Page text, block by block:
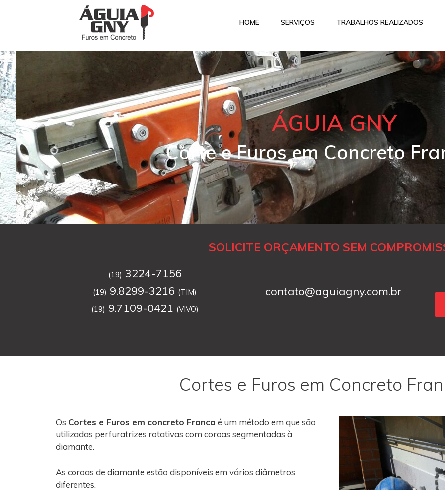
HOME SERVIÇOS TRABALHOS REALIZADOS
ÁGUIA GNY
Corte e Furos em Concreto
SOLICITE ORÇAMENTO SEM
(19) 3224-7156
(19) 9.8299-3216 (TIM)
(19) 9.7109-0421 (VIVO)
contato@aguiagny.com.br
Cortes e Furos em Concreto
Os Cortes e Furos em concreto Franca é um método em que são
utilizadas perfuratrizes rotativas com coroas segmentadas à
diamante.
As coroas de diamante estão disponíveis em vários diâmetros
diferentes.